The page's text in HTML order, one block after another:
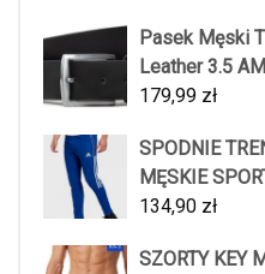
Pasek Męski
Leather 3.5
179,99 zł
SPODNIE
MĘSKIE
134,90 zł
SZORTY KEY